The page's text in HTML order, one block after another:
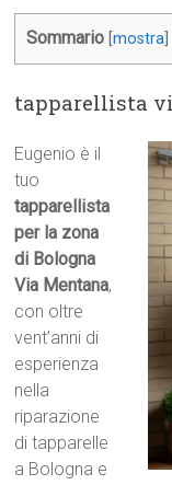
Sommario [mostra
tapparellista
Eugenio è il
tuo
tapparellista
per la zona
di Bologna
Via Mentana,
con oltre
vent’anni di
esperienza
nella
riparazione
di tapparelle
a Bologna e